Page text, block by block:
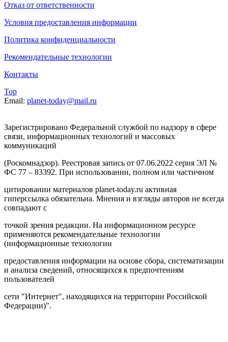
Отказ от ответственности
Условия предоставления информации
Политика конфиденциальности
Рекомендательные технологии
Контакты
Top
Email: planet-today@mail.ru
Зарегистрировано Федеральной службой по надзору в сфере
связи, информационных технологий и массовых
коммуникаций
(Роскомнадзор). Реестровая запись от 07.06.2022 серия ЭЛ №
ФС 77 – 83392. При использовании, полном или частичном
цитировании материалов planet-today.ru активная
гиперссылка обязательна. Мнения и взгляды авторов не всегда
совпадают с
точкой зрения редакции. На информационном ресурсе
применяются рекомендательные технологии
(информационные технологии
предоставления информации на основе сбора, систематизации
и анализа сведений, относящихся к предпочтениям
пользователей
сети "Интернет", находящихся на территории Российской
Федерации)".